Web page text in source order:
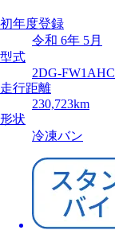
初年度登録
令和 6年 5月
型式
2DG-FW1AHC
走行距離
230,723km
形状
冷凍バン